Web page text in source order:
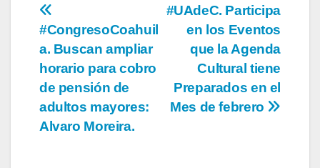
Navegación
de
entradas
#UAdeC. Participa
en los Eventos
que la Agenda
Cultural tiene
Preparados en el
Mes de febrero
#CongresoCoahuil
a. Buscan ampliar
horario para cobro
de pensión de
adultos mayores:
Alvaro Moreira.